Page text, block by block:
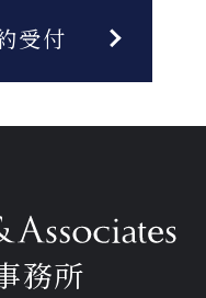
受付
務所